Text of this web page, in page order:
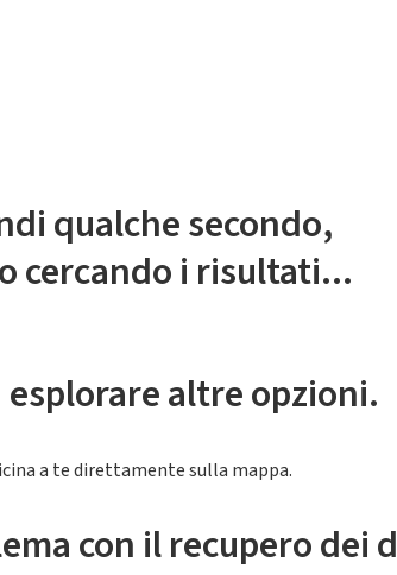
qualche secondo,
cercando i risultati...
esplorare altre opzioni.
a te direttamente sulla mappa.
con il recupero dei